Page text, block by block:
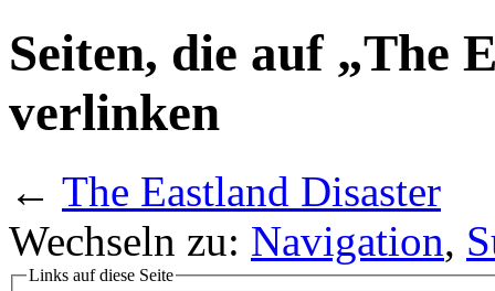
Seiten, die auf „The
verlinken
← The Eastland Disaster
Wechseln zu: Navigation,
Links auf diese Seite